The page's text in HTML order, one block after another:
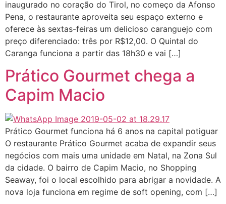
inaugurado no coração do Tirol, no começo da Afonso
Pena, o restaurante aproveita seu espaço externo e
oferece às sextas-feiras um delicioso caranguejo com
preço diferenciado: três por R$12,00. O Quintal do
Caranga funciona a partir das 18h30 e vai […]
Prático Gourmet chega a
Capim Macio
Prático Gourmet funciona há 6 anos na capital potiguar
O restaurante Prático Gourmet acaba de expandir seus
negócios com mais uma unidade em Natal, na Zona Sul
da cidade. O bairro de Capim Macio, no Shopping
Seaway, foi o local escolhido para abrigar a novidade. A
nova loja funciona em regime de soft opening, com […]